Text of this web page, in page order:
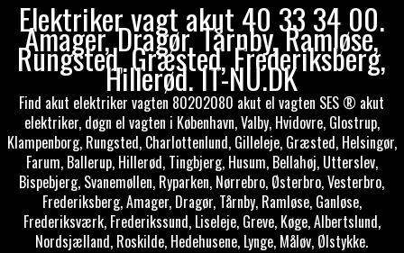
Elektriker vagt akut 40 33 34 00.
Amager, Dragør, Tårnby, Ramløse,
Rungsted, Græsted, Frederiksberg,
Hillerød. IT-NU.DK
Find akut elektriker vagten 80202080 akut el vagten SES ® akut
elektriker, døgn el vagten i København, Valby, Hvidovre, Glostrup,
Klampenborg, Rungsted, Charlottenlund, Gilleleje, Græsted, Helsingør,
Farum, Ballerup, Hillerød, Tingbjerg, Husum, Bellahøj, Utterslev,
Bispebjerg, Svanemøllen, Ryparken, Nørrebro, Østerbro, Vesterbro,
Frederiksberg, Amager, Dragør, Tårnby, Ramløse, Ganløse,
Frederiksværk, Frederikssund, Liseleje, Greve, Køge, Albertslund,
Nordsjælland, Roskilde, Hedehusene, Lynge, Måløv, Ølstykke.